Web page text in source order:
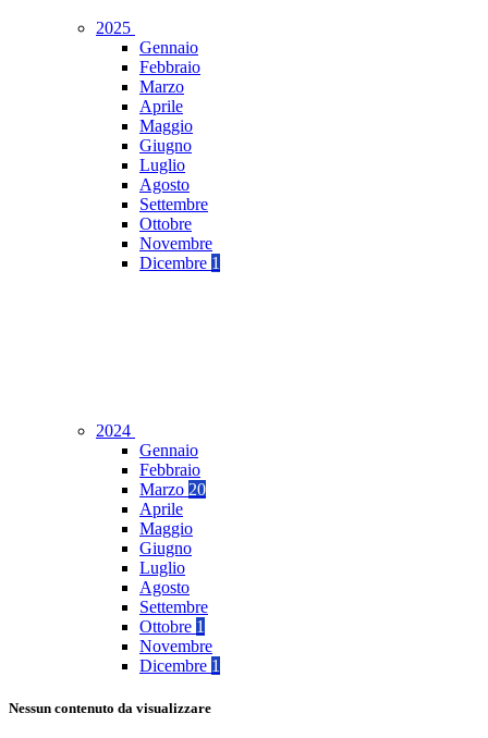
2025
Gennaio
Febbraio
Marzo
Aprile
Maggio
Giugno
Luglio
Agosto
Settembre
Ottobre
Novembre
Dicembre 1
2024
Gennaio
Febbraio
Marzo 20
Aprile
Maggio
Giugno
Luglio
Agosto
Settembre
Ottobre 1
Novembre
Dicembre 1
Nessun contenuto da visualizzare